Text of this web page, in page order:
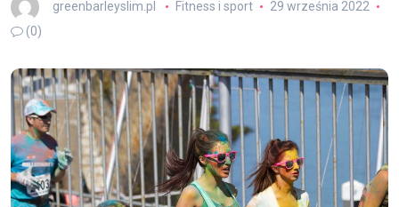
greenbarleyslim.pl Fitness i sport
29 września 2022
(0)